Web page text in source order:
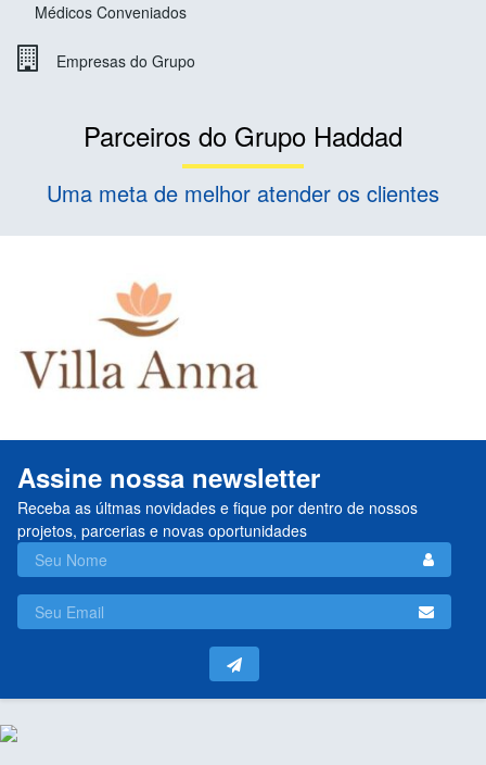
Médicos Conveniados
Empresas do Grupo
Parceiros do Grupo Haddad
Uma meta de melhor atender os clientes
Assine nossa newsletter
Receba as últmas novidades e fique por dentro de nossos
projetos, parcerias e novas oportunidades